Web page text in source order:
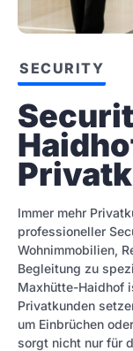
SECURITY
Immer mehr
professioneller
Wohnimmobilien,
Begleitung zu
Maxhütte-Haidhof
Privatkunden
um Einbrüchen
sorgt nicht nur für